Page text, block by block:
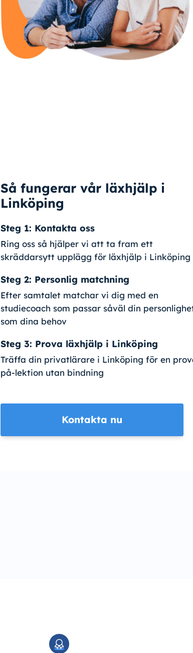
Så fungerar vår läxhjälp i
Linköping
Steg 1: Kontakta oss
Ring oss så hjälper vi att ta fram ett
skräddarsytt upplägg för läxhjälp i Linköping
Steg 2: Personlig matchning
Efter samtalet matchar vi dig med en
studiecoach som passar såväl din
som dina behov
Steg 3: Prova läxhjälp i Linköping
Träffa din privatlärare i Linköping för en
på-lektion utan bindning
Kontakta nu